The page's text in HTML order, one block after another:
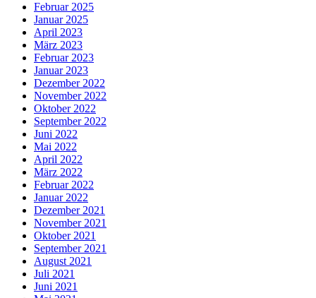
Februar 2025
Januar 2025
April 2023
März 2023
Februar 2023
Januar 2023
Dezember 2022
November 2022
Oktober 2022
September 2022
Juni 2022
Mai 2022
April 2022
März 2022
Februar 2022
Januar 2022
Dezember 2021
November 2021
Oktober 2021
September 2021
August 2021
Juli 2021
Juni 2021